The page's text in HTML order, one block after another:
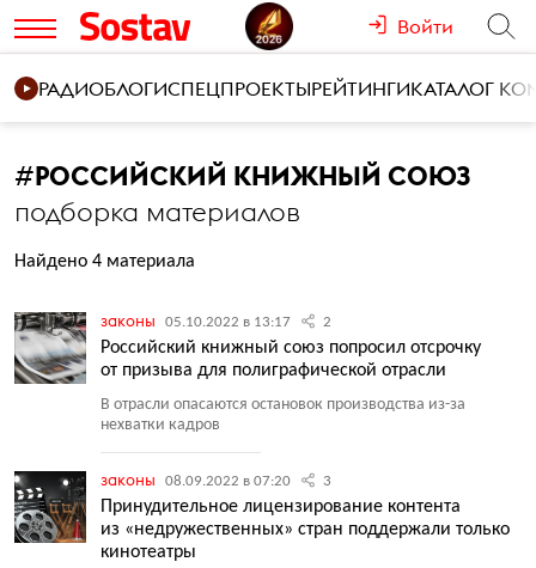
Войти
РАДИОБЛОГИСПЕЦПРОЕКТЫРЕЙТИНГИКАТАЛОГ
#РОССИЙСКИЙ КНИЖНЫЙ СОЮЗ
подборка материалов
Найдено 4 материала
законы 05.10.2022 в 13:17 2
Российский книжный союз попросил отсрочку
от призыва для полиграфической отрасли
В отрасли опасаются остановок производства из-за
нехватки кадров
законы 08.09.2022 в 07:20 3
Принудительное лицензирование контента
из «недружественных» стран поддержали только
кинотеатры